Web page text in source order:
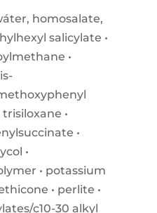
homosalate,
salicylate •
•
•
•
•
• potassium
• perlite •
c10-30 alkyl